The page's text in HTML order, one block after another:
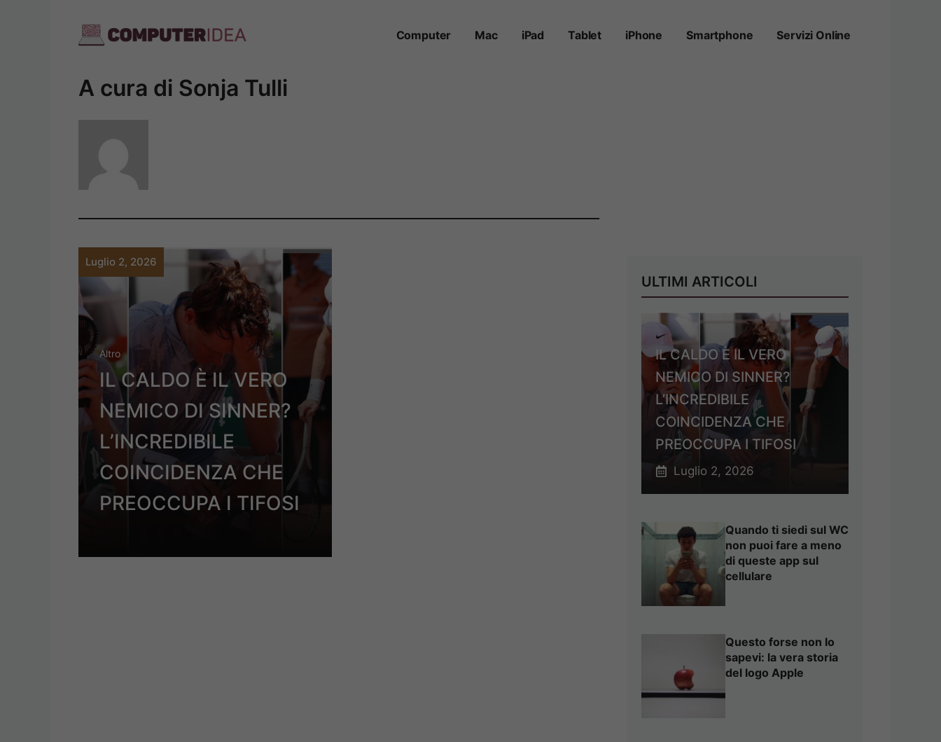
Computer Mac iPad Tablet iPhone Smartphone Servizi Online
A cura di Sonja Tulli
Luglio 2, 2026
Altro
IL CALDO È IL VERO
NEMICO DI SINNER?
L’INCREDIBILE
COINCIDENZA CHE
PREOCCUPA I TIFOSI
ULTIMI ARTICOLI
IL CALDO È IL VERO
NEMICO DI SINNER?
L’INCREDIBILE
COINCIDENZA CHE
PREOCCUPA I TIFOSI
Luglio 2, 2026
Quando ti siedi sul WC
non puoi fare a meno
di queste app sul
cellulare
Questo forse non lo
sapevi: la vera storia
del logo Apple